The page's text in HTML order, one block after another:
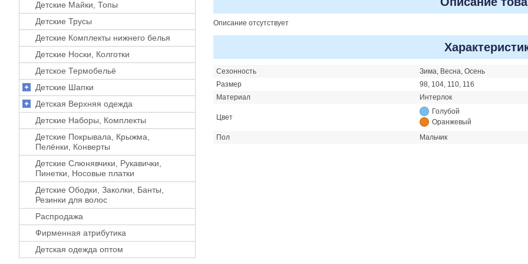
Детские Майки, Топы
Детские Трусы
Детские Комплекты нижнего белья
Детские Носки, Колготки
Детское Термобельё
Детские Шапки
Детская Верхняя одежда
Детские Наборы, Комплекты
Детские Покрывала, Крыжма,
Пелёнки, Конверты
Детские Слюнявчики, Рукавички,
Пинетки, Носовые платки
Детские Ободки, Заколки, Банты,
Резинки для волос
Распродажа
Фирменная атрибутика
Детская одежда оптом
Описание отсутствует
Сезонность
Зима, Весна, Осень
Размер
98, 104, 110, 116
Материал
Интерлок
Цвет
Голубой
Оранжевый
Пол
Мальчик